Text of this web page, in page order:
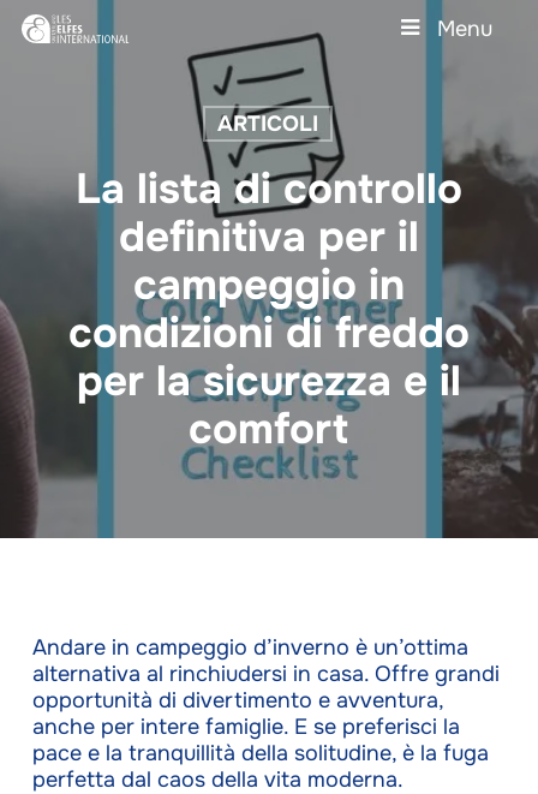
Skip
Menu
ARTICOLI
La lista di controllo
definitiva per il
campeggio in
condizioni di freddo
per la sicurezza e il
comfort
Andare in campeggio d’inverno è un’ottima
alternativa al rinchiudersi in casa. Offre grandi
opportunità di divertimento e avventura,
anche per intere famiglie. E se preferisci la
pace e la tranquillità della solitudine, è la fuga
perfetta dal caos della vita moderna.